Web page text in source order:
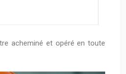
acheminé et opéré en toute